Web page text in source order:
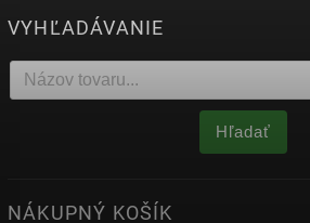
VYHĽADÁVANIE
Hľadať
NÁKUPNÝ KOŠÍK